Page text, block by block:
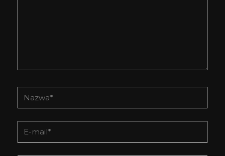
Nazwa*
E-
mail*